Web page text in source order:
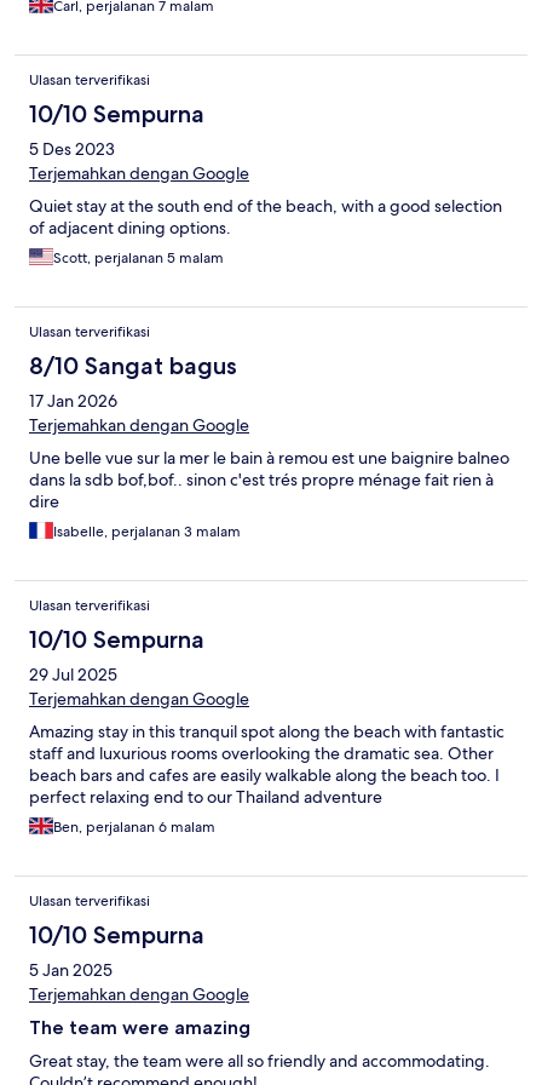
Carl, perjalanan 7 malam
Ulasan terverifikasi
10/10 Sempurna
5 Des 2023
Terjemahkan dengan Google
Quiet stay at the south end of the beach, with a good selection
of adjacent dining options.
Scott, perjalanan 5 malam
Ulasan terverifikasi
8/10 Sangat bagus
17 Jan 2026
Terjemahkan dengan Google
Une belle vue sur la mer le bain à remou est une baignire balneo
dans la sdb bof,bof.. sinon c'est trés propre ménage fait rien à
dire
Isabelle, perjalanan 3 malam
Ulasan terverifikasi
10/10 Sempurna
29 Jul 2025
Terjemahkan dengan Google
Amazing stay in this tranquil spot along the beach with fantastic
staff and luxurious rooms overlooking the dramatic sea. Other
beach bars and cafes are easily walkable along the beach too. I
perfect relaxing end to our Thailand adventure
Ben, perjalanan 6 malam
Ulasan terverifikasi
10/10 Sempurna
5 Jan 2025
Terjemahkan dengan Google
The team were amazing
Great stay, the team were all so friendly and accommodating.